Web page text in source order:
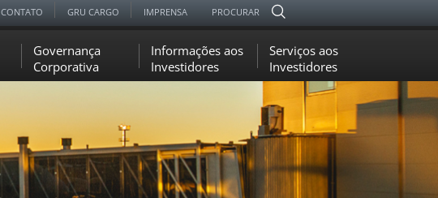
CONTATO GRU CARGO IMPRENSA PROCURAR
Governança
Corporativa
Informações aos
Investidores
Serviços aos
Investidores